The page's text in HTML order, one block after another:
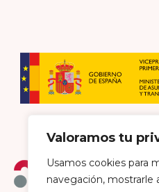
Valoramos tu
Usamos cookies para
navegación, mostrarle